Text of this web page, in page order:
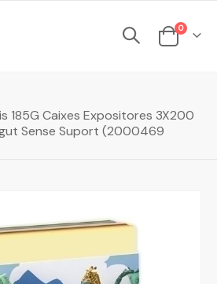
Cesta
0elements
185G Caixes Expositores 3X200
Sense Suport (2000469